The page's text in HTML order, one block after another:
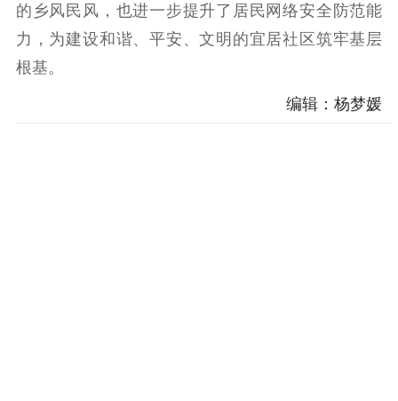
的乡风民风，也进一步提升了居民网络安全防范能
力，为建设和谐、平安、文明的宜居社区筑牢基层
根基。
编辑：杨梦媛